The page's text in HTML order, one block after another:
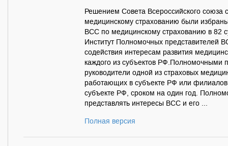
Решением Совета Всероссийского союза
медицинскому страхованию были
ВСС по медицинскому страхованию в 82
Институт Полномочных представителей
содействия интересам развития
каждого из субъектов РФ.Полномочными
руководители одной из страховых
работающих в субъекте РФ или
субъекте РФ, сроком на один год.
представлять интересы ВСС и его ...
Полная версия